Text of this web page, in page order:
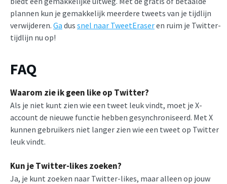
plannen kun je gemakkelijk meerdere tweets van je tijdlijn
verwijderen. Ga dus snel naar TweetEraseren ruim je Twitter-
tijdlijn nu op!
FAQ
Waarom zie ik geen like op Twitter?
Als je niet kunt zien wie een tweet leuk vindt, moet je X-
account de nieuwe functie hebben gesynchroniseerd. Met X
kunnen gebruikers niet langer zien wie een tweet op Twitter
leuk vindt.
Kun je Twitter-likes zoeken?
Ja, je kunt zoeken naar Twitter-likes, maar alleen op jouw